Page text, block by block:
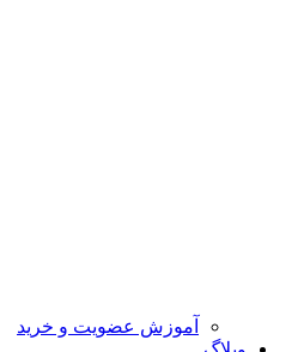
آموزش عضویت و خرید